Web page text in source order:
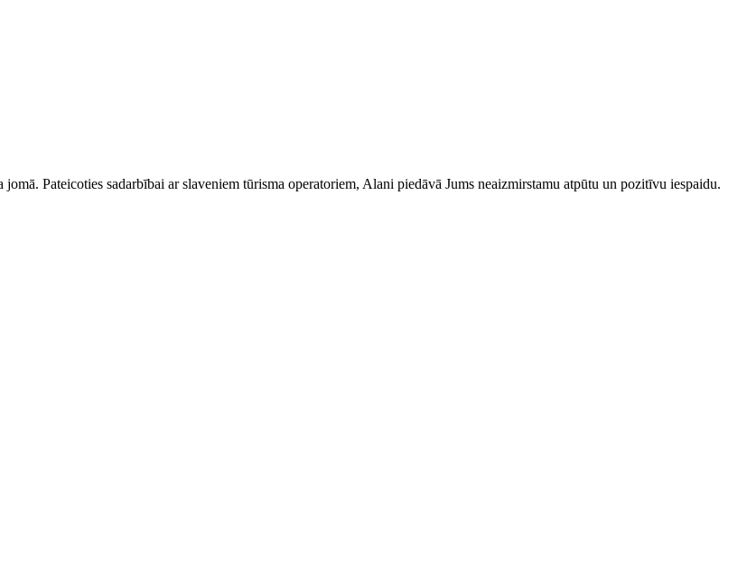
Pateicoties sadarbībai ar slaveniem tūrisma operatoriem, Alani piedāvā Jums neaizmirstamu atpūtu un pozitīvu iespaidu.